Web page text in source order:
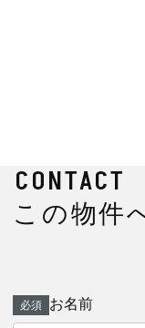
CONTACT
この物件
必須 お名前